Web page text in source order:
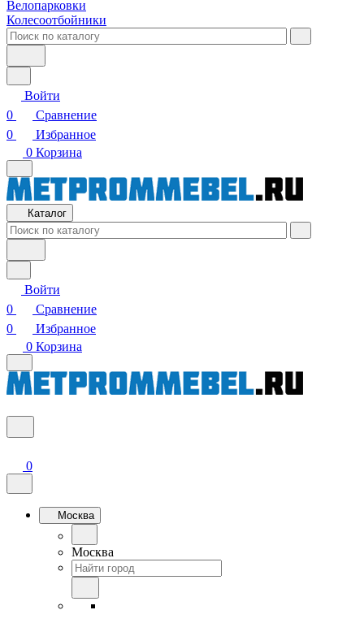
Велопарковки
Колесоотбойники
Войти
0
Сравнение
0
Избранное
0 Корзина
Каталог
Войти
0
Сравнение
0
Избранное
0 Корзина
0
Москва
Москва